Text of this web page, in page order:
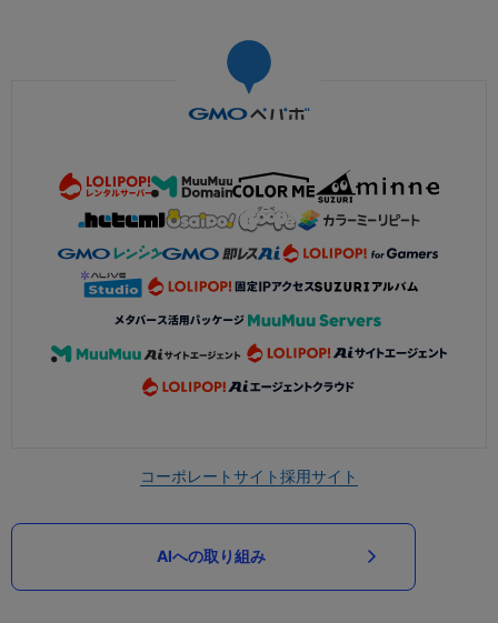
コーポレートサイト採用サイト
AIへの取り組み